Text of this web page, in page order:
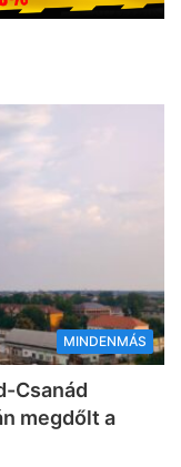
MINDENMÁS
Csanád
megdőlt a